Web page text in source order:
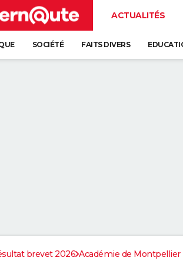
ACTUALITÉS
SOCIÉTÉ FAITS DIVERS
brevet 2026 Académie de Montpellier